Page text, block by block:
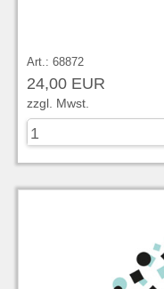
Art.: 68872
24,00 EUR
zzgl. Mwst.
zu